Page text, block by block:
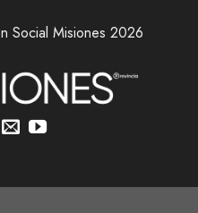
Social Misiones 2026